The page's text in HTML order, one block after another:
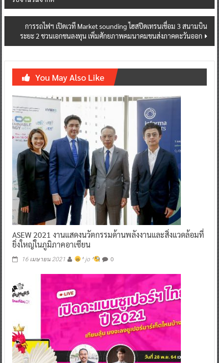
navigation
การรถไฟฯ เปิดเวที Market sounding ไฮสปีดเทรนเชื่อม 3 สนามบิน
ระยะ 2 ชวนเอกชนลงทุน เพิ่มศักยภาพคมนาคมขนส่งภาคตะวันออก
You May Also Like
ASEW 2021 งานแสดงนวัตกรรมด้านพลังงานและสิ่งแวดล้อมที่
ยิ่งใหญ่ในภูมิภาคอาเซียน
16 เมษายน 2021 ^ jo ^ 0